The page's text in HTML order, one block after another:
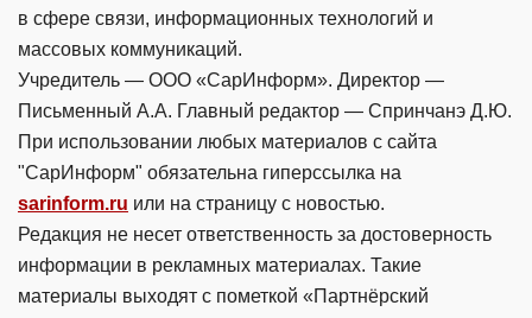
в сфере связи, информационных технологий и
массовых коммуникаций.
Учредитель — ООО «СарИнформ». Директор —
Письменный А.А. Главный редактор — Спринчанэ Д.Ю.
При использовании любых материалов с сайта
"СарИнформ" обязательна гиперссылка на
sarinform.ru или на страницу с новостью.
Редакция не несет ответственность за достоверность
информации в рекламных материалах. Такие
материалы выходят с пометкой «Партнёрский